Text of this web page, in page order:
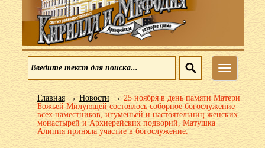
Меню
Главная→Новости→25 ноября в день памяти Матери
Божьей Милующей состоялось соборное богослужение
всех наместников, игуменьей и настоятельниц женских
монастырей и Архиерейских подворий, Матушка
Алипия приняла участие в богослужение.